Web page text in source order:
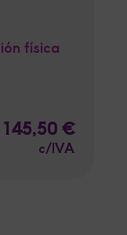
física
El
145,50 €El
c/IVA